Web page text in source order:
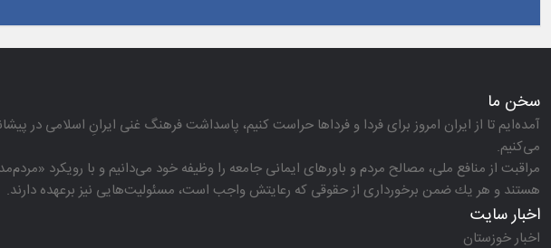
سخن ما
آمده‌ایم تا از ایران امروز برای فردا و فرداها حراست كنیم، پاسداشت فرهنگ غنی ایرانِ اسلامی در
می‌كنیم.
مراقبت از منافع ملی، مصالح مردم و باورهای ایمانی جامعه را وظیفه خود می‌دانیم و با رویكرد
هستند و هر یك ضمن برخورداری از حقوقی كه رعایتش واجب است، مسئولیت‌هایی نیز برعهده دارند.
اخبار سایت
اخبار خوزستان